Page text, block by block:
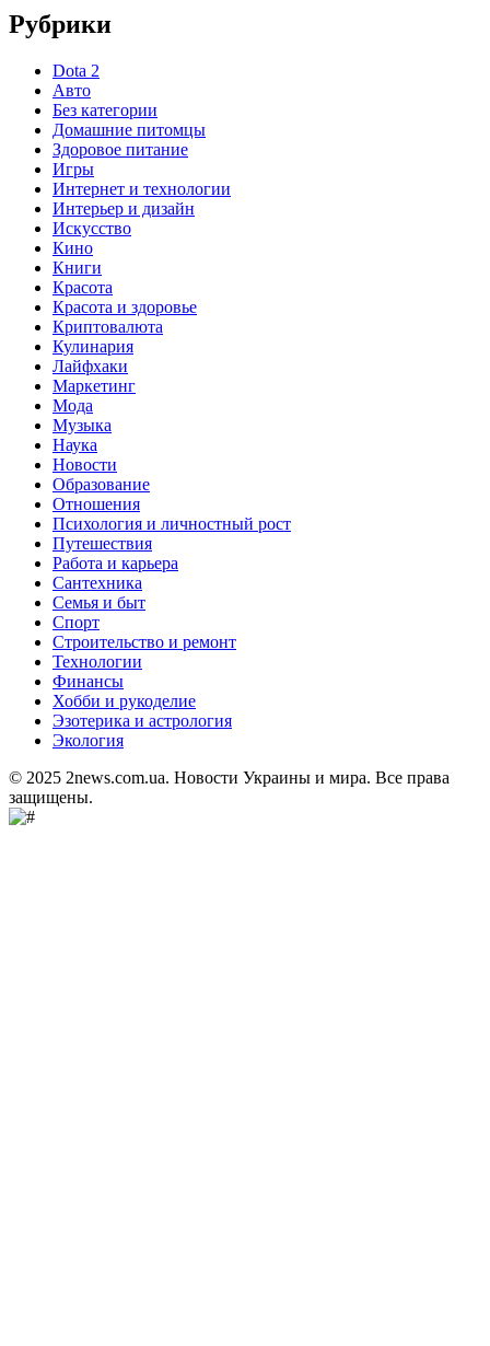
Рубрики
Dota 2
Авто
Без категории
Домашние питомцы
Здоровое питание
Игры
Интернет и технологии
Интерьер и дизайн
Искусство
Кино
Книги
Красота
Красота и здоровье
Криптовалюта
Кулинария
Лайфхаки
Маркетинг
Мода
Музыка
Наука
Новости
Образование
Отношения
Психология и личностный рост
Путешествия
Работа и карьера
Сантехника
Семья и быт
Спорт
Строительство и ремонт
Технологии
Финансы
Хобби и рукоделие
Эзотерика и астрология
Экология
© 2025 2news.com.ua. Новости Украины и мира. Все права
защищены.